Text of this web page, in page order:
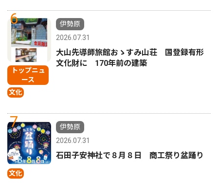
6
トップニュ
ース
文化
伊勢原
2026.07.31
大山先導師旅館おゝすみ山荘 国登録有形
文化財に 170年前の建築
7
文化
伊勢原
2026.07.31
石田子安神社で８月８日 商工祭り盆踊り